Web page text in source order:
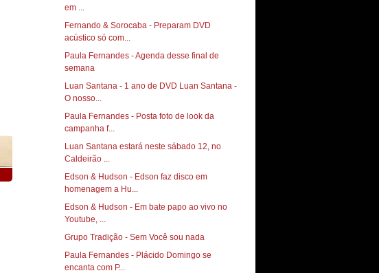
em ...
Fernando & Sorocaba - Preparam DVD
acústico só com...
Paula Fernandes - Agenda desse final de
semana
Luan Santana - 1 ano de DVD Luan Santana -
O nosso...
Paula Fernandes - Posta foto de look da
campanha f...
Luan Santana estará neste sábado 12, no
Caldeirão ...
Edson & Hudson - Edson faz disco em
homenagem a Hu...
Edson & Hudson - Em bate papo ao vivo no
Youtube, ...
Grupo Tradição - Sem Você sou nada
Paula Fernandes - Plácido Domingo se
encanta com P...